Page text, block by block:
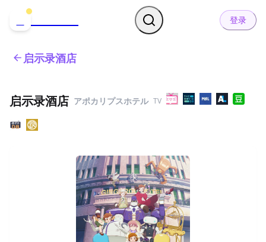
登录
启示录酒店
启示录酒店 アポカリプスホテル TV